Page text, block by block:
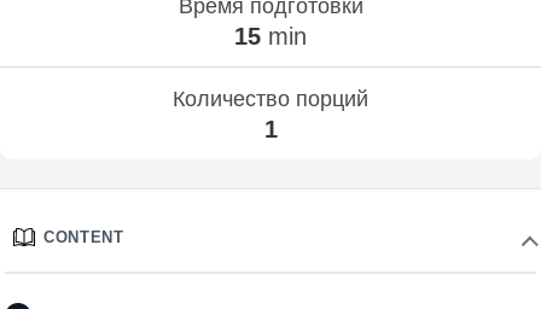
Время подготовки
15 min
Количество порций
1
CONTENT